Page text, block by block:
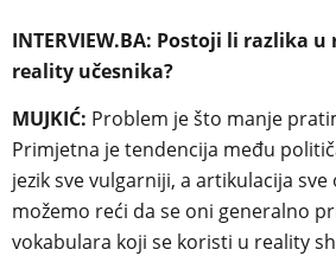
INTERVIEW.BA: Postoji li razlika
reality učesnika?
MUJKIĆ: Problem je što manje
Primjetna je tendencija među
jezik sve vulgarniji, a artikulacija sve
možemo reći da se oni generalno
vokabulara koji se koristi u reality